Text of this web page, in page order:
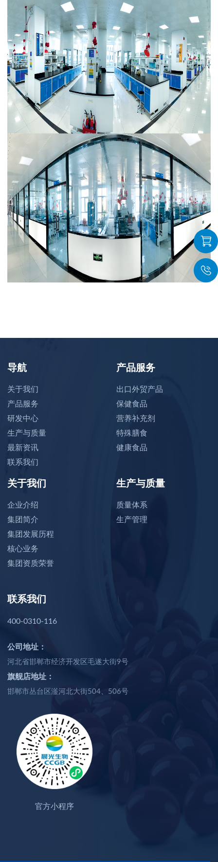
导航
关于我们
产品服务
研发中心
生产与质量
最新资讯
联系我们
产品服务
出口外贸产品
保健食品
营养补充剂
特殊膳食
健康食品
关于我们
企业介绍
集团简介
集团发展历程
核心业务
集团资质荣誉
生产与质量
质量体系
生产管理
联系我们
400-0310-116
公司地址：
河北省邯郸市经济开发区毛遂大街9号
旗舰店地址：
邯郸市丛台区滏河北大街504、506号
官方小程序

